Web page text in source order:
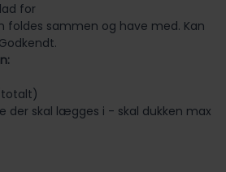
for
foldes sammen og have med. Kan
der skal lægges i - skal dukken max